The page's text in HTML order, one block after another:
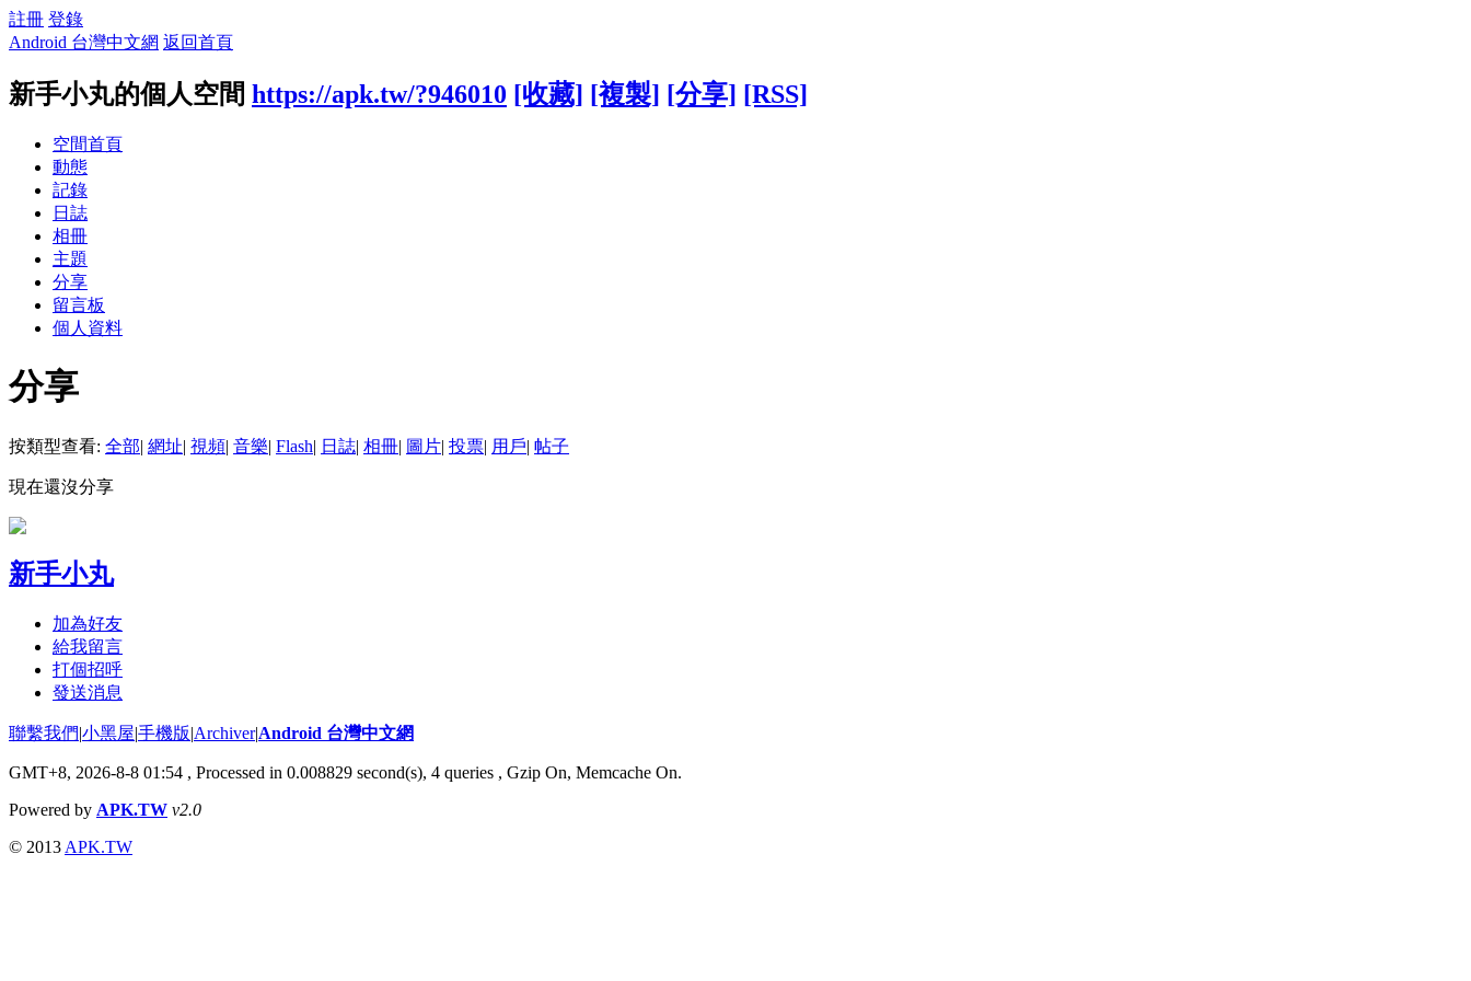
註冊 登錄
Android 台灣中文網 返回首頁
新手小丸的個人空間 https://apk.tw/?946010 [收藏] [複製] [分享] [RSS]
空間首頁
動態
記錄
日誌
相冊
主題
分享
留言板
個人資料
分享
按類型查看: 全部| 網址| 視頻| 音樂| Flash| 日誌| 相冊| 圖片| 投票| 用戶| 帖子
現在還沒分享
新手小丸
加為好友
給我留言
打個招呼
發送消息
聯繫我們|小黑屋|手機版|Archiver|Android 台灣中文網
GMT+8, 2026-8-8 01:54 , Processed in 0.008829 second(s), 4 queries , Gzip On, Memcache On.
Powered by APK.TW v2.0
© 2013 APK.TW